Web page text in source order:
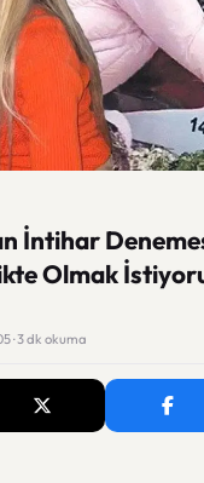
İntihar
Olmak
· 3 dk okuma